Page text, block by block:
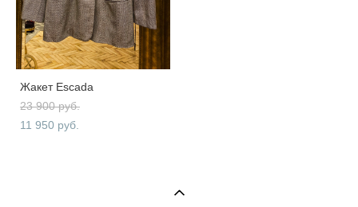
Жакет Escada
23 900 pуб.
11 950 pуб.